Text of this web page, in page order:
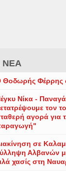
ΝΕΑ
Θοδωρής Φέρρης
Νίκα -
τον
αγορά για
σε
Αλβανών
χασίς στη